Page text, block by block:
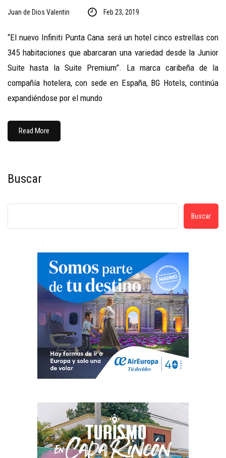
Juan de Dios Valentin Feb 23, 2019
“El nuevo Infiniti Punta Cana será un hotel cinco estrellas con
345 habitaciones que abarcaran una variedad desde la Junior
Suite hasta la Suite Premium”. La marca caribeña de la
compañía hotelera, con sede en España, BG Hotels, continúa
expandiéndose por el mundo
Read More
Buscar
Buscar